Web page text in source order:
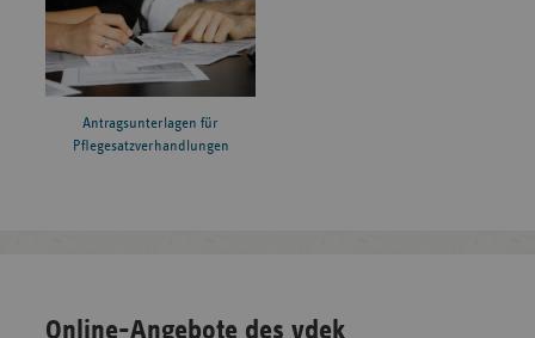
Antragsunterlagen für
Pflegesatzverhandlungen
Online-Angebote des vdek